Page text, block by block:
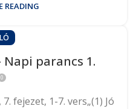
READING
Napi parancs 1.
0
fejezet, 1-7. vers„(1) Jó